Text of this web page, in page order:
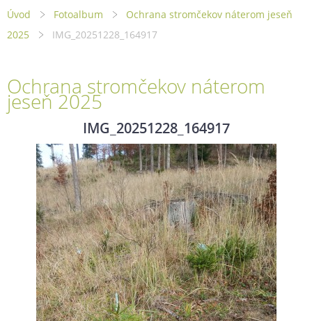
Úvod Fotoalbum
Ochrana stromčekov náterom jeseň
2025
IMG_20251228_164917
Ochrana stromčekov náterom
jeseň 2025
IMG_20251228_164917